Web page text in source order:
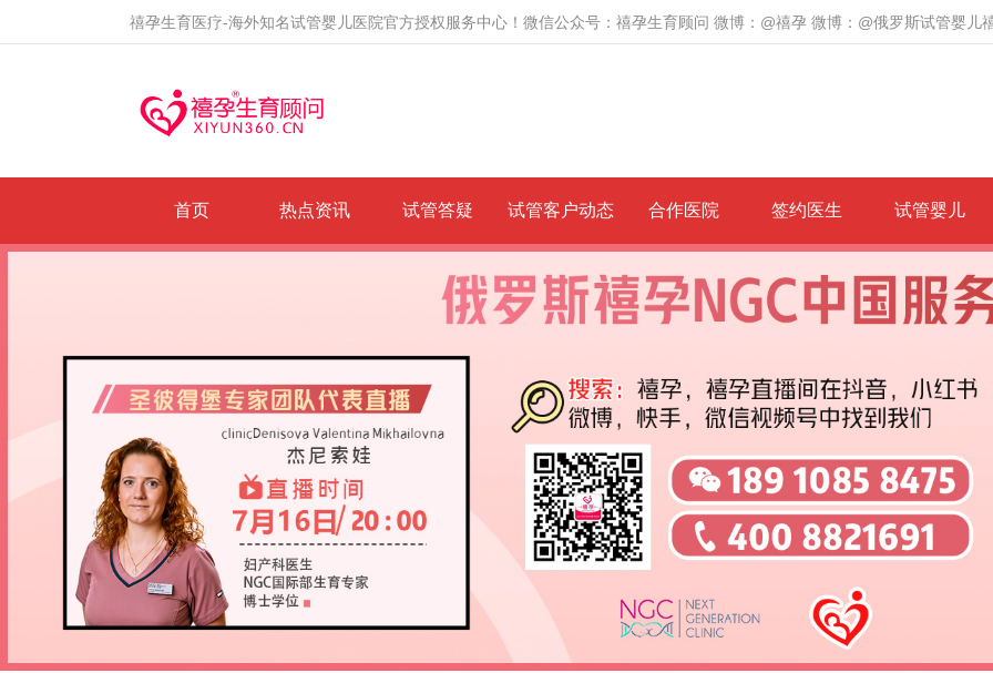
禧孕生育医疗-海外知名试管婴儿医院官方授权服务中心！微信公众号：禧孕生育顾问 微博：@禧孕 微博：@俄罗斯试管婴儿
首页 热点资讯 试管答疑 试管客户动态 合作医院 签约医生 试管婴儿